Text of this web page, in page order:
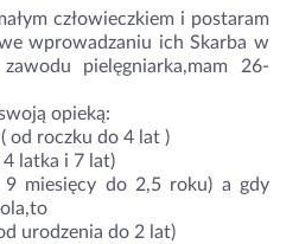
człowieczkiem i postaram
wprowadzaniu ich Skarba w
pielęgniarka,mam 26-
opieką:
od roczku do 4 lat )
4 latka i 7 lat)
miesięcy do 2,5 roku) a gdy
urodzenia do 2 lat)